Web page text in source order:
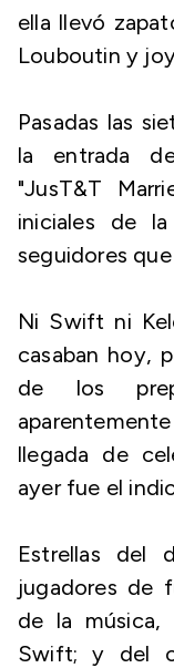
ella llevó
Louboutin y
Pasadas las
la entrada
"JusT&T
iniciales de
seguidores
Ni Swift ni
casaban hoy,
de los
llegada de
ayer fue el
Estrellas del
jugadores de
de la música,
Swift; y del